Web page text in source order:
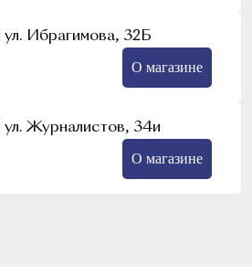
Ибрагимова, 32Б
О магазине
Журналистов, 34и
О магазине